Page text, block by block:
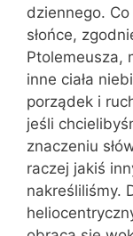
dziennego.
słońce,
Ptolemeusza,
inne ciała
porządek i
jeśli
znaczeniu
raczej jakiś
nakreśliliśmy.